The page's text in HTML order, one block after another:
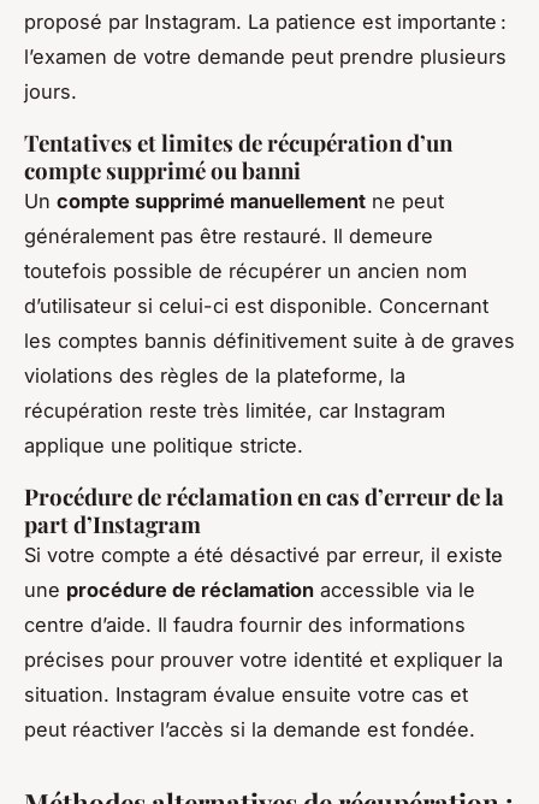
proposé par Instagram. La patience est importante :
l’examen de votre demande peut prendre plusieurs
jours.
Tentatives et limites de récupération d’un
compte supprimé ou banni
Un compte supprimé manuellement ne peut
généralement pas être restauré. Il demeure
toutefois possible de récupérer un ancien nom
d’utilisateur si celui-ci est disponible. Concernant
les comptes bannis définitivement suite à de graves
violations des règles de la plateforme, la
récupération reste très limitée, car Instagram
applique une politique stricte.
Procédure de réclamation en cas d’erreur de la
part d’Instagram
Si votre compte a été désactivé par erreur, il existe
une procédure de réclamation accessible via le
centre d’aide. Il faudra fournir des informations
précises pour prouver votre identité et expliquer la
situation. Instagram évalue ensuite votre cas et
peut réactiver l’accès si la demande est fondée.